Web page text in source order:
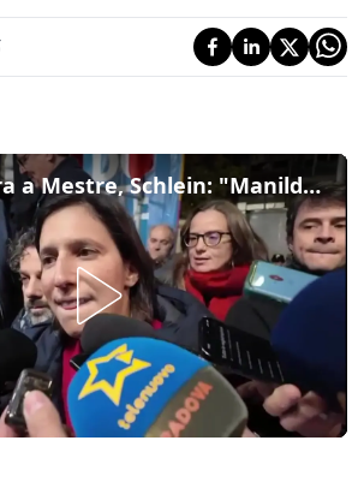
Centrosinistra a Mestre, Schlein: "Manildo ottimo amministratore, andiamo a vincere"